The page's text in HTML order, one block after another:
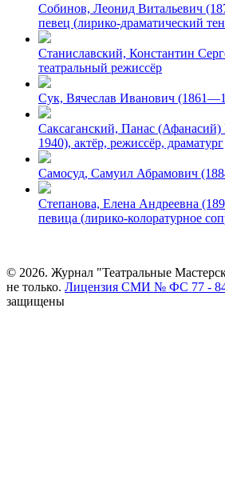
Собинов, Леонид Витальевич
певец (лирико-драматический
Станиславский, Константин
театральный режиссёр
Сук, Вячеслав Иванович
Саксаганский, Панас
1940), актёр, режиссёр, драматург
Самосуд, Самуил Абрамович
Степанова, Елена Андреевна
певица (лирико-колоратурное
© 2026. Журнал "Театральные
не только. Лицензия СМИ № ФС 77 -
защищены